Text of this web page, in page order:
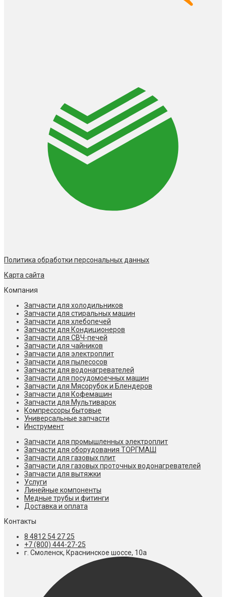
Политика обработки персональных данных
Карта сайта
Компания
Запчасти для холодильников
Запчасти для стиральных машин
Запчасти для хлебопечей
Запчасти для Кондиционеров
Запчасти для СВЧ-печей
Запчасти для чайников
Запчасти для электроплит
Запчасти для пылесосов
Запчасти для водонагревателей
Запчасти для посудомоечных машин
Запчасти для Мясорубок и Блендеров
Запчасти для Кофемашин
Запчасти для Мультиварок
Компрессоры бытовые
Универсальные запчасти
Инструмент
Запчасти для промышленных электроплит
Запчасти для оборудования ТОРГМАШ
Запчасти для газовых плит
Запчасти для газовых проточных водонагревателей
Запчасти для вытяжки
Услуги
Линейные компоненты
Медные трубы и фитинги
Доставка и оплата
Контакты
8 4812 54 27 25
+7 (800) 444-27-25
г. Смоленск, Краснинское шоссе, 10а